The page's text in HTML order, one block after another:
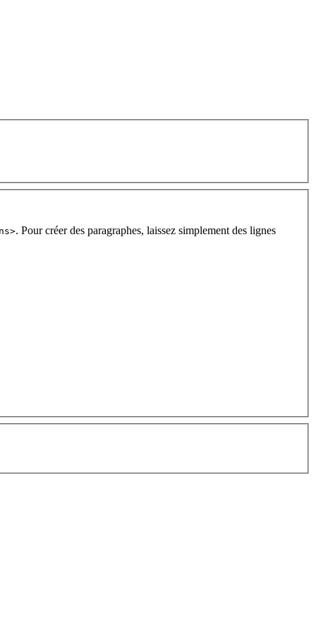
. Pour créer des paragraphes, laissez simplement des lignes